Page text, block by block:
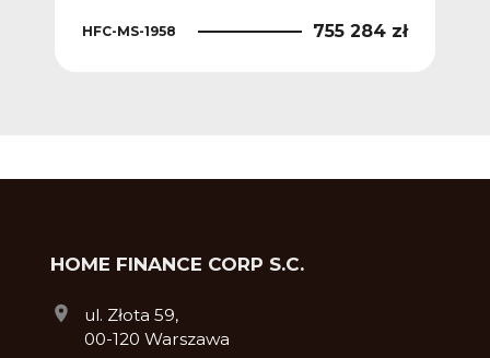
HFC-MS-1958 755 284 zł
HOME FINANCE CORP S.C.
ul. Złota 59,
00-120 Warszawa